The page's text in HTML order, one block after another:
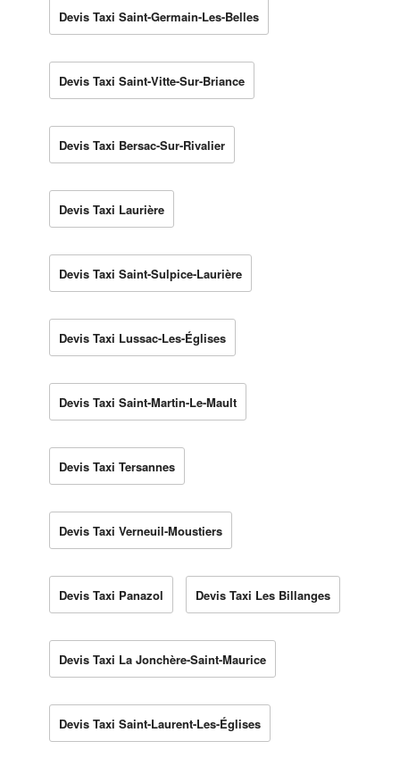
Devis Taxi Saint-Germain-Les-Belles
Devis Taxi Saint-Vitte-Sur-Briance
Devis Taxi Bersac-Sur-Rivalier
Devis Taxi Laurière
Devis Taxi Saint-Sulpice-Laurière
Devis Taxi Lussac-Les-Églises
Devis Taxi Saint-Martin-Le-Mault
Devis Taxi Tersannes
Devis Taxi Verneuil-Moustiers
Devis Taxi Panazol Devis Taxi Les Billanges
Devis Taxi La Jonchère-Saint-Maurice
Devis Taxi Saint-Laurent-Les-Églises